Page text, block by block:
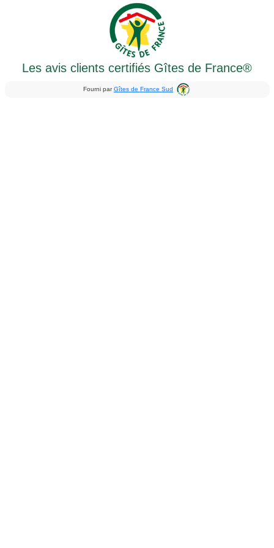
Les avis clients certifiés Gîtes de France®
Fourni parGîtes de France Sud